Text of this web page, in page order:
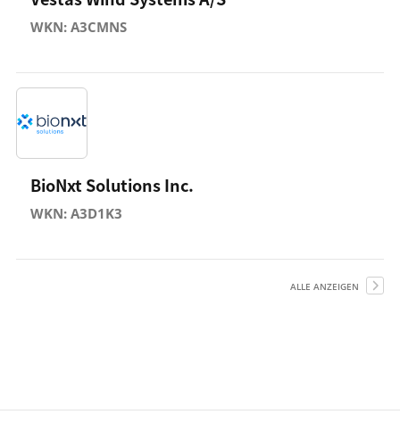
WKN: A3CMNS
BioNxt Solutions Inc.
WKN: A3D1K3
ALLE ANZEIGEN